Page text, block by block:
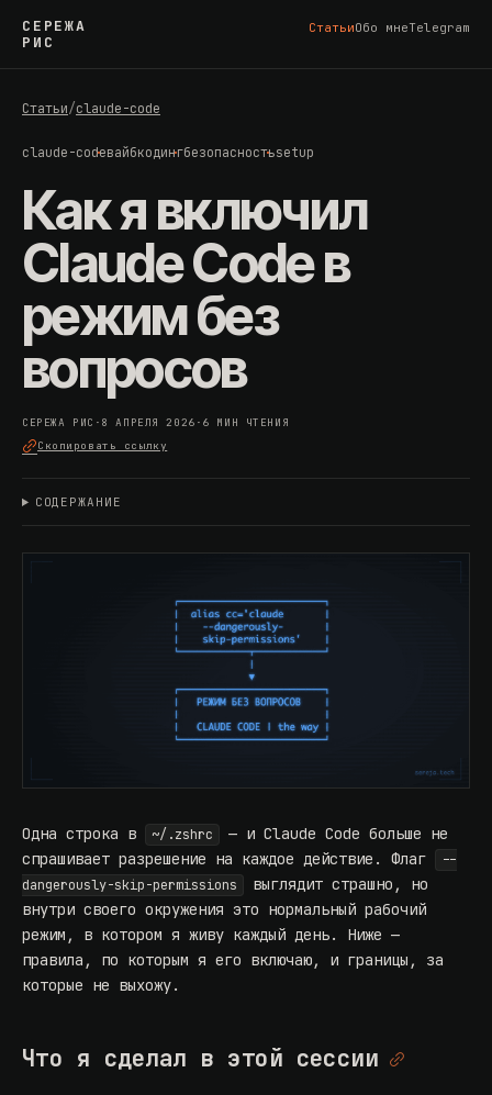
СЕРЕЖА
РИС
СтатьиОбо мнеTelegram
Статьи/claude-code
claude-codeвайбкодингбезопасностьsetup
Как я включил
Claude Code в
режим без
вопросов
СЕРЕЖА РИС · 8 АПРЕЛЯ 2026 · 6 МИН ЧТЕНИЯ
Скопировать ссылку
СОДЕРЖАНИЕ
Одна строка в ~/.zshrc
— и Claude Code больше не
спрашивает разрешение на каждое действие. Флаг
--
dangerously-skip-permissions
выглядит страшно, но
внутри своего окружения это нормальный рабочий
режим, в котором я живу каждый день. Ниже —
правила, по которым я его включаю, и границы, за
которые не выхожу.
Что я сделал в этой сессии